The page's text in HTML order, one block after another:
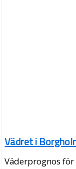
Vädret i
Väderprognos